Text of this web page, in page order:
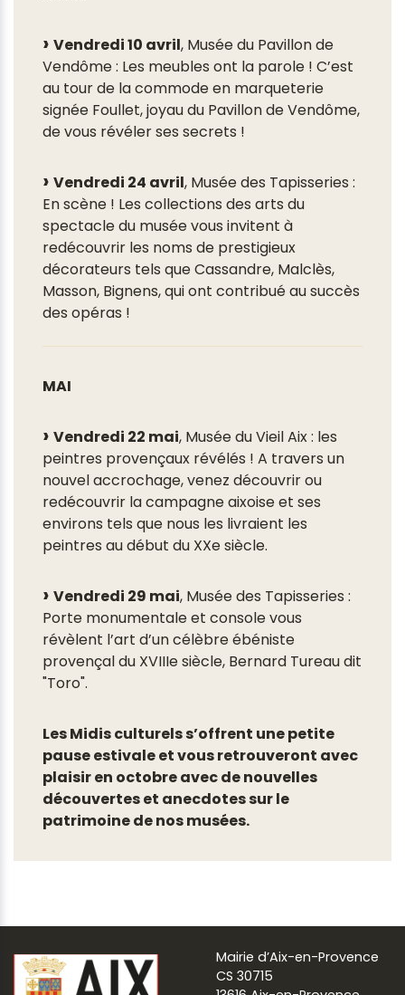
Vendredi 10 avril, Musée du Pavillon de
Vendôme : Les meubles ont la parole ! C’est
au tour de la commode en marqueterie
signée Foullet, joyau du Pavillon de Vendôme,
de vous révéler ses secrets !
Vendredi 24 avril, Musée des Tapisseries :
En scène ! Les collections des arts du
spectacle du musée vous invitent à
redécouvrir les noms de prestigieux
décorateurs tels que Cassandre, Malclès,
Masson, Bignens, qui ont contribué au succès
des opéras !
MAI
Vendredi 22 mai, Musée du Vieil Aix : les
peintres provençaux révélés ! A travers un
nouvel accrochage, venez découvrir ou
redécouvrir la campagne aixoise et ses
environs tels que nous les livraient les
peintres au début du XXe siècle.
Vendredi 29 mai, Musée des Tapisseries :
Porte monumentale et console vous
révèlent l’art d’un célèbre ébéniste
provençal du XVIIIe siècle, Bernard Tureau dit
"Toro".
Les Midis culturels s’offrent une petite
pause estivale et vous retrouveront avec
plaisir en octobre avec de nouvelles
découvertes et anecdotes sur le
patrimoine de nos musées.
Mairie d’Aix-en-Provence
CS 30715